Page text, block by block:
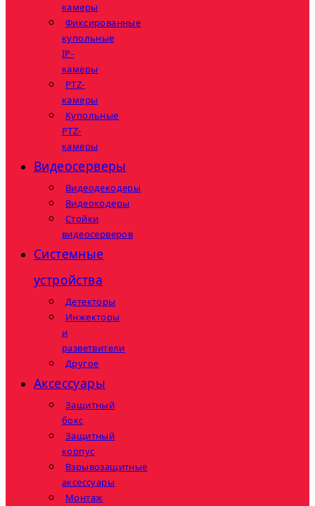
камеры
Фиксированные
купольные
IP-
камеры
PTZ-
камеры
Купольные
PTZ-
камеры
Видеосерверы
Видеодекодеры
Видеокодеры
Стойки
видеосерверов
Системные
устройства
Детекторы
Инжекторы
и
разветвители
Другое
Аксессуары
Защитный
бокс
Защитный
корпус
Взрывозащитные
аксессуары
Монтаж